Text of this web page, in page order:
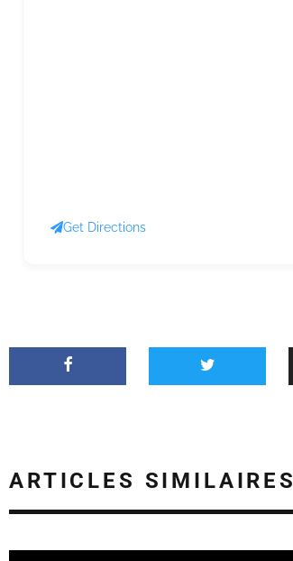
Get Directions
ARTICLES SIMILAIRES